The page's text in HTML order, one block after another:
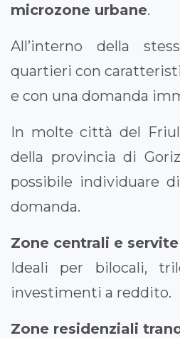
microzone urbane.
All’interno della
quartieri con
e con una domanda
In molte città del
della provincia di
possibile individuare
domanda.
Zone centrali e servite
Ideali per bilocali,
investimenti a reddito.
Zone residenziali